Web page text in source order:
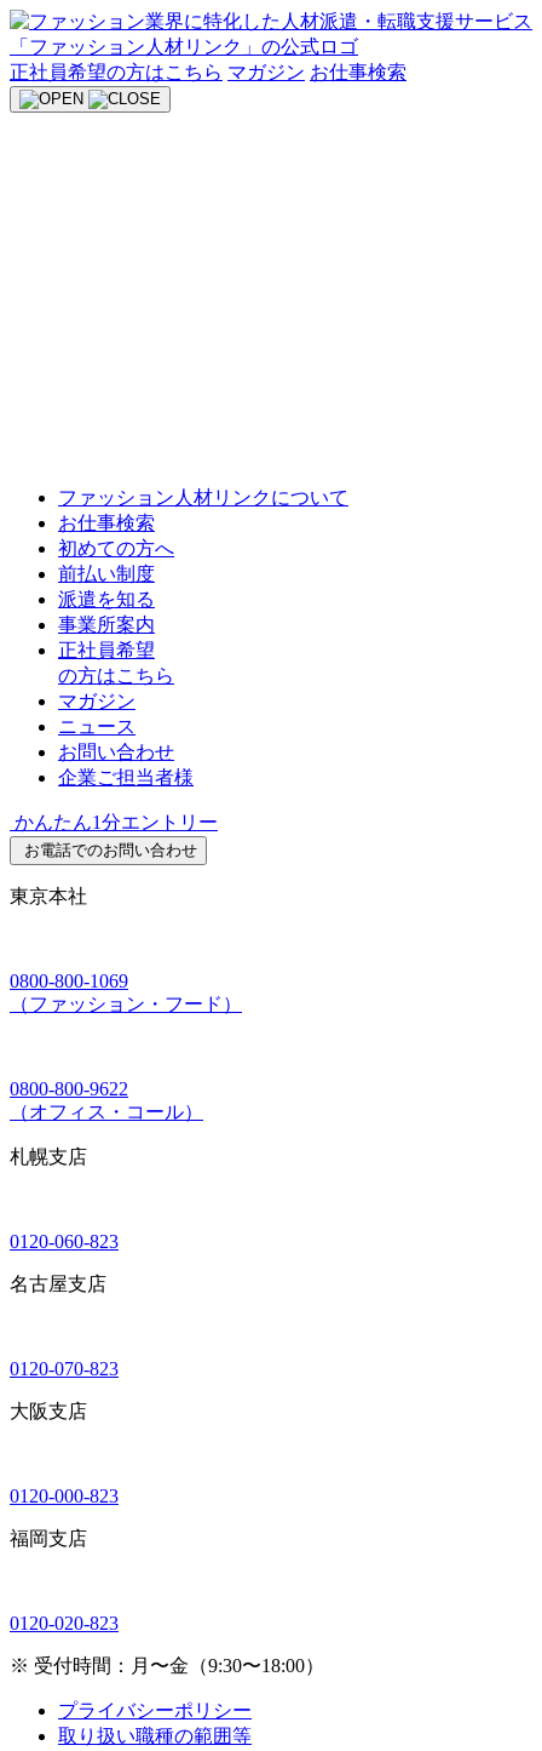
Skip
to
content
正社員希望の方はこちら マガジン お仕事検索
ファッション人材リンクについて
お仕事検索
初めての方へ
前払い制度
派遣を知る
事業所案内
正社員希望
の方はこちら
マガジン
ニュース
お問い合わせ
企業ご担当者様
かんたん1分エントリー
お電話でのお問い合わせ
東京本社
0800-800-1069
（ファッション・フード）
0800-800-9622
（オフィス・コール）
札幌支店
0120-060-823
名古屋支店
0120-070-823
大阪支店
0120-000-823
福岡支店
0120-020-823
※ 受付時間：月〜金（9:30〜18:00）
プライバシーポリシー
取り扱い職種の範囲等